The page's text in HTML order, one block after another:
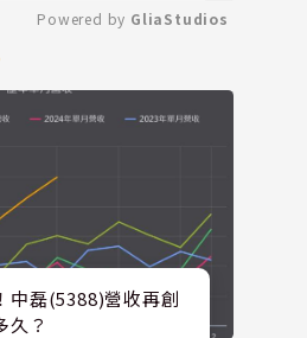
Mute
Powered by GliaStudios
中磊(5388)營收再創
久？